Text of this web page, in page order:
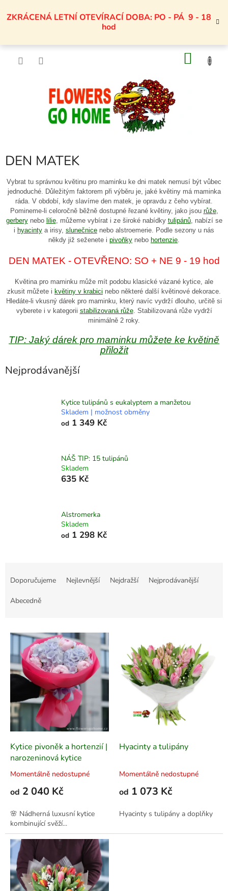
naZKRÁCENÁ LETNÍ OTEVÍRACÍ DOBA: PO - PÁ 9 - 18
hod
DEN MATEK
Vybrat tu správnou květinu pro maminku ke dni matek nemusí být vůbec
jednoduché. Důležitým faktorem při výběru je, jaké květiny má maminka
ráda. V období, kdy slavíme den matek, je opravdu z čeho vybírat.
Pomineme-li celoročně běžně dostupné řezané květiny, jako jsou růže,
gerberynebo lilie, můžeme vybírat i ze široké nabídky tulipánů, nabízí se
i hyacinty a irisy, slunečnice nebo alstroemerie. Podle sezony u nás
někdy již seženete i pivoňky nebo hortenzie.
DEN MATEK - OTEVŘENO: SO + NE 9 - 19 hod
Květina pro maminku může mít podobu klasické vázané kytice, ale
zkusit můžete i květiny v krabici nebo některé další květinové dekorace.
Hledáte-li vkusný dárek pro maminku, který navíc vydrží dlouho, určitě si
vyberete i v kategorii stabilizovaná růže. Stabilizovaná růže vydrží
minimálně 2 roky.
TIP: Jaký dárek pro maminku můžete ke květině
přiložit
Nejprodávanější
Kytice tulipánů s eukalyptem a manžetou
Skladem | možnost obměny
od 1 349 Kč
NÁŠ TIP: 15 tulipánů
Skladem
635 Kč
Alstromerka
Skladem
od 1 298 Kč
p
d
Doporučujeme Nejlevnější Nejdražší Nejprodávanější
Abecedně
V
p
d
Kytice pivoněk a hortenzií |
narozeninová kytice
Momentálně nedostupné
od 2 040 Kč
🌸 Nádherná luxusní kytice
kombinující svěží...
Hyacinty a tulipány
Momentálně nedostupné
od 1 073 Kč
Hyacinty s tulipány a doplňky